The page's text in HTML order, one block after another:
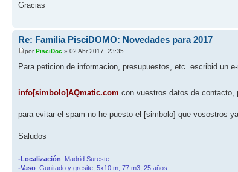
Gracias
Re: Familia PisciDOMO: Novedades para 2017
porPisciDoc » 02 Abr 2017, 23:35
Para peticion de informacion, presupuestos, etc. escribid un
info[simbolo]AQmatic.com con vuestros datos de contacto,
para evitar el spam no he puesto el [simbolo] que vosostros
Saludos
-Localización: Madrid Sureste
-Vaso: Gunitado y gresite, 5x10 m, 77 m3, 25 años